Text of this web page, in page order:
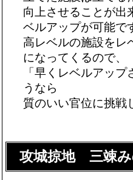
向上させることが出
ベルアップが可能で
高レベルの施設をレ
になってくるので、
「早くレベルアッ
うなら
質のいい官位に挑戦
攻城掠地 三竦み